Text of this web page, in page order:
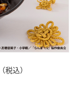
込）